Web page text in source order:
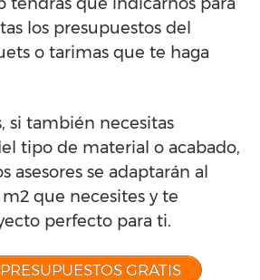
los presupuestos del
o tarimas que te haga
si también necesitas
tipo de material o acabado,
asesores se adaptarán al
que necesites y te
perfecto para ti.
GRATIS